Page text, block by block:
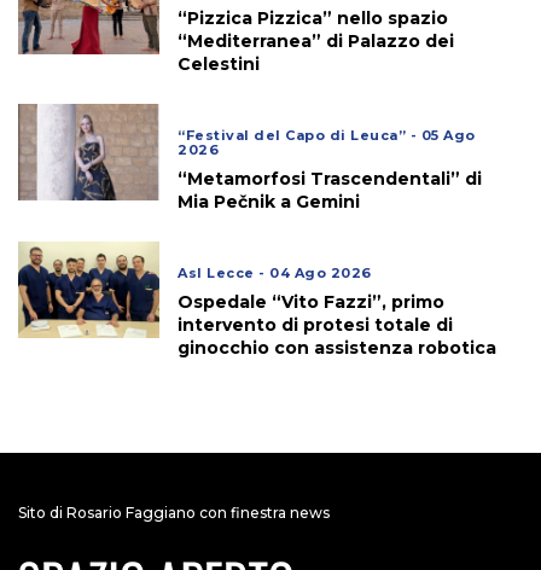
“Pizzica Pizzica” nello spazio
“Mediterranea” di Palazzo dei
Celestini
“Festival del Capo di Leuca” - 05 Ago
2026
“Metamorfosi Trascendentali” di
Mia Pečnik a Gemini
Asl Lecce - 04 Ago 2026
Ospedale “Vito Fazzi”, primo
intervento di protesi totale di
ginocchio con assistenza robotica
Sito di Rosario Faggiano con finestra news